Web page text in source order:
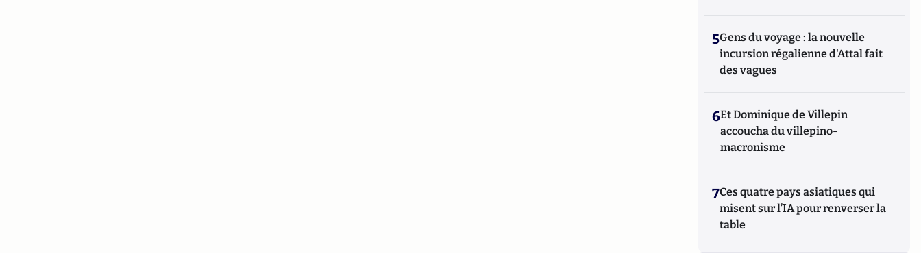
5Gens du voyage : la nouvelle
incursion régalienne d'Attal fait
des vagues
6Et Dominique de Villepin
accoucha du villepino-
macronisme
7Ces quatre pays asiatiques qui
misent sur l’IA pour renverser la
table